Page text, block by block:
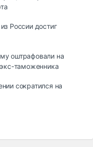
России достиг
оштрафовали на
таможенника
сократился на